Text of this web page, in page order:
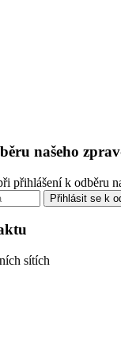
našeho
přihlášení k odběru
Přihlásit se k
sítích